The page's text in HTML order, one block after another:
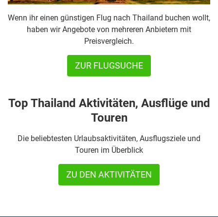
Wenn ihr einen günstigen Flug nach Thailand buchen wollt,
haben wir Angebote von mehreren Anbietern mit
Preisvergleich.
ZUR FLUGSUCHE
Top Thailand Aktivitäten, Ausflüge und
Touren
Die beliebtesten Urlaubsaktivitäten, Ausflugsziele und
Touren im Überblick
ZU DEN AKTIVITÄTEN